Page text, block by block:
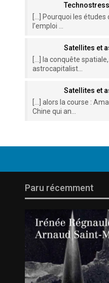
[…] Pourquoi les
l’emploi ...
Satellites et
[…] la conquête
astrocapitalist...
Satellites et
[…] alors la course :
Chine qui an...
Paru récemment